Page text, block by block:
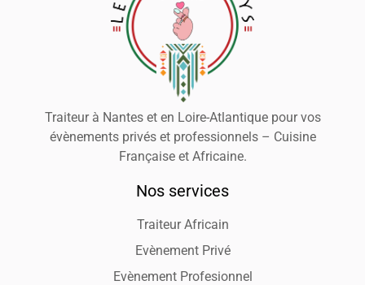
Traiteur à Nantes et en Loire-Atlantique pour vos
évènements privés et professionnels – Cuisine
Française et Africaine.
Nos services
Traiteur Africain
Evènement Privé
Evènement Profesionnel